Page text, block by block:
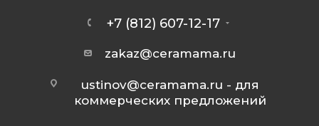
+7 (812) 607-12-17
zakaz@ceramama.ru
ustinov@ceramama.ru - для
коммерческих предложений